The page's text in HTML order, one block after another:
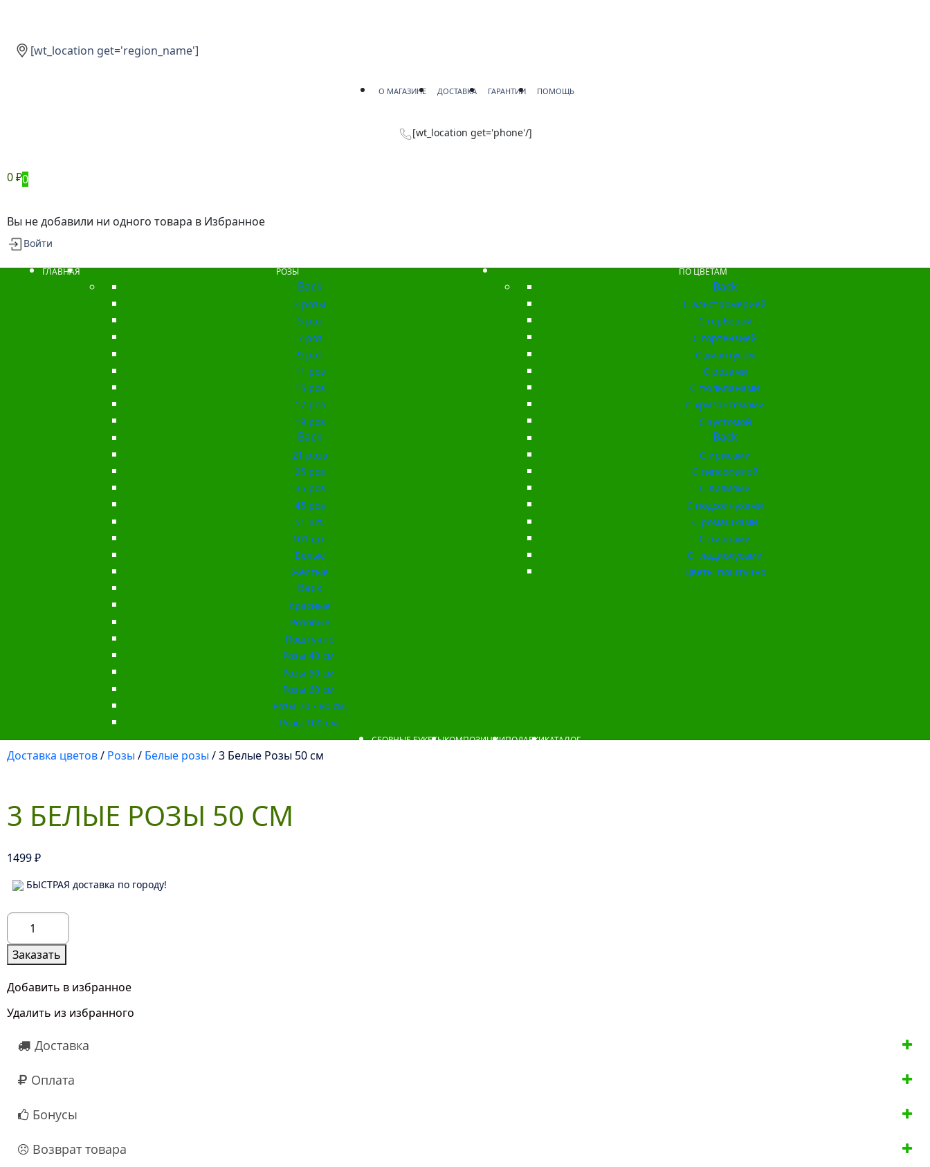
[wt_location get='region_name']
О МАГАЗИНЕ ДОСТАВКА ГАРАНТИИ ПОМОЩЬ
[wt_location get='phone'/]
0₽0
Вы не добавили ни одного товара в Избранное
Войти
ГЛАВНАЯ РОЗЫ
Back
3 розы
5 роз
7 роз
9 роз
11 роз
15 роз
17 роз
19 роз
Back
21 роза
25 роз
35 роз
45 роз
51 шт.
101 шт.
Белые
Жёлтые
Back
Красные
Розовые
Поштучно
Розы 40 см.
Розы 50 см.
Розы 60 см.
Розы 70 - 80 см.
Розы 100 см.
ПО ЦВЕТАМ
Back
С альстромерией
С герберой
С гортензией
С диантусом
С розами
С тюльпанами
С хризантемами
С эустомой
Back
С ирисами
С гипсофилой
С лилиями
С подсолнухами
С ромашками
С пионами
С гладиолусами
Цветы поштучно
СБОРНЫЕ БУКЕТЫКОМПОЗИЦИИПОДАРКИКАТАЛОГ
Доставка цветов/ Розы / Белые розы / 3 Белые Розы 50 см
3 БЕЛЫЕ РОЗЫ 50 СМ
1499₽
БЫСТРАЯ доставка по городу!
Количество
товара
3
Белые
Розы
см
Заказать
Добавить в избранное
Удалить из избранного
Доставка
Оплата
Бонусы
Возврат товара